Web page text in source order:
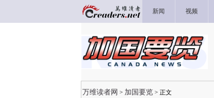
新闻 视频
万维读者网 > 加国要览 > 正文